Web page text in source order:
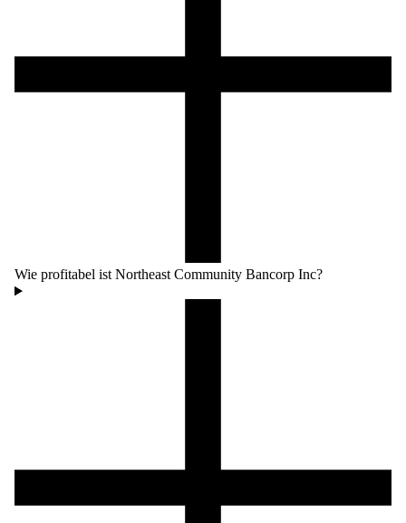
Wie profitabel ist Northeast Community Bancorp Inc?